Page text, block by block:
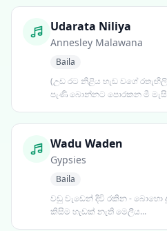
Udarata Niliya
Annesley Malawana
Baila
(උඩ රට නිළිය හැඩ වගේ
පැණි බොන්නට පොරකන මී මැසි
Wadu Waden
Gypsies
Baila
වඩු වැඩෙන් දිවි රකින - බොහො
කිසිම හැඩක් නැති මෙලීය...